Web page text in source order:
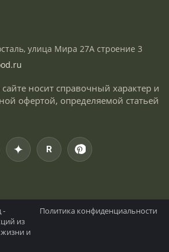
улица Мира 27А строение 3
носит справочный характер и
офертой, определяемой статьей
R
-
из
и
Политика конфиденциальности